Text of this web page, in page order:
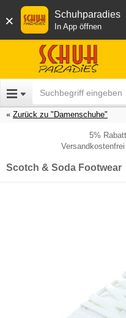
× Schuhparadies
In App öffnen
Zurück zu "Damenschuhe"
5%
Scotch & Soda Footwear